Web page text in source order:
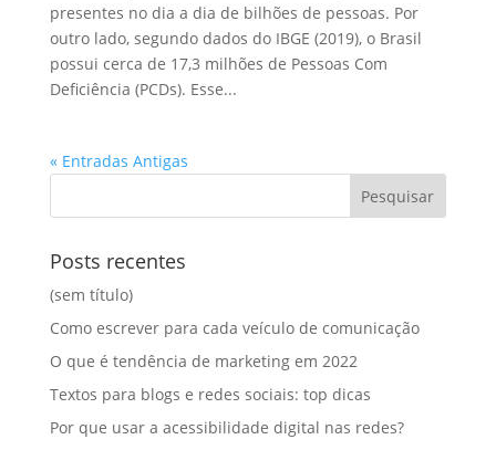
presentes no dia a dia de bilhões de pessoas. Por
outro lado, segundo dados do IBGE (2019), o Brasil
possui cerca de 17,3 milhões de Pessoas Com
Deficiência (PCDs). Esse...
« Entradas Antigas
Posts recentes
(sem título)
Como escrever para cada veículo de comunicação
O que é tendência de marketing em 2022
Textos para blogs e redes sociais: top dicas
Por que usar a acessibilidade digital nas redes?